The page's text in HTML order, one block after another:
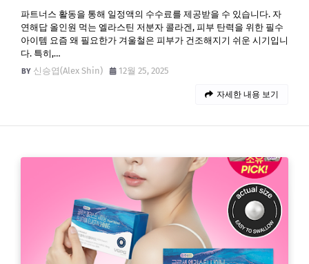
파트너스 활동을 통해 일정액의 수수료를 제공받을 수 있습니다. 자
연해답 올인원 먹는 엘라스틴 저분자 콜라겐, 피부 탄력을 위한 필수
아이템 요즘 왜 필요한가 겨울철은 피부가 건조해지기 쉬운 시기입니
다. 특히,…
신승엽(Alex Shin)
12월 25, 2025
자세한 내용 보기